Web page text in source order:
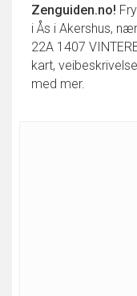
Zenguiden.no!
i Ås i Akershus,
22A 1407
kart,
med mer.